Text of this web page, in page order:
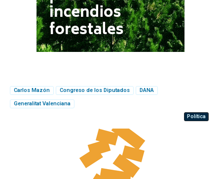
Carlos Mazón Congreso de los Diputados DANA
Generalitat Valenciana
Política